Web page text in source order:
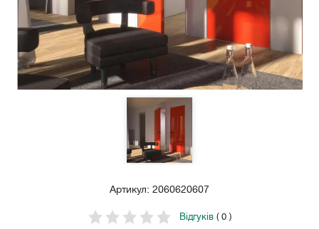
Артикул: 2060620607
Відгуків( 0 )